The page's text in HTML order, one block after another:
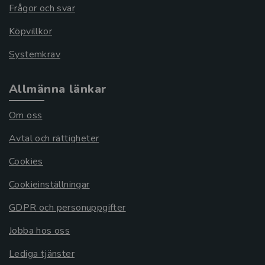
Frågor och svar
Köpvillkor
Systemkrav
Allmänna länkar
Om oss
Avtal och rättigheter
Cookies
Cookieinställningar
GDPR och personuppgifter
Jobba hos oss
Lediga tjänster